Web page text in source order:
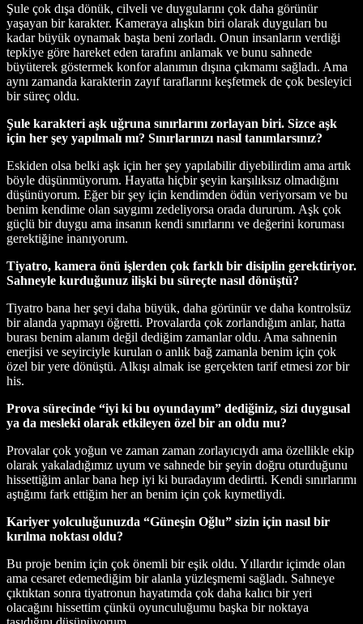
Şule çok dışa dönük, cilveli ve duygularını çok daha görünür
yaşayan bir karakter. Kameraya alışkın biri olarak duyguları bu
kadar büyük oynamak başta beni zorladı. Onun insanların verdiği
tepkiye göre hareket eden tarafını anlamak ve bunu sahnede
büyüterek göstermek konfor alanımın dışına çıkmamı sağladı. Ama
aynı zamanda karakterin zayıf taraflarını keşfetmek de çok besleyici
bir süreç oldu.
Şule karakteri aşk uğruna sınırlarını zorlayan biri. Sizce aşk
için her şey yapılmalı mı? Sınırlarınızı nasıl tanımlarsınız?
Eskiden olsa belki aşk için her şey yapılabilir diyebilirdim ama artık
böyle düşünmüyorum. Hayatta hiçbir şeyin karşılıksız olmadığını
düşünüyorum. Eğer bir şey için kendimden ödün veriyorsam ve bu
benim kendime olan saygımı zedeliyorsa orada dururum. Aşk çok
güçlü bir duygu ama insanın kendi sınırlarını ve değerini koruması
gerektiğine inanıyorum.
Tiyatro, kamera önü işlerden çok farklı bir disiplin gerektiriyor.
Sahneyle kurduğunuz ilişki bu süreçte nasıl dönüştü?
Tiyatro bana her şeyi daha büyük, daha görünür ve daha kontrolsüz
bir alanda yapmayı öğretti. Provalarda çok zorlandığım anlar, hatta
burası benim alanım değil dediğim zamanlar oldu. Ama sahnenin
enerjisi ve seyirciyle kurulan o anlık bağ zamanla benim için çok
özel bir yere dönüştü. Alkışı almak ise gerçekten tarif etmesi zor bir
his.
Prova sürecinde “iyi ki bu oyundayım” dediğiniz, sizi duygusal
ya da mesleki olarak etkileyen özel bir an oldu mu?
Provalar çok yoğun ve zaman zaman zorlayıcıydı ama özellikle ekip
olarak yakaladığımız uyum ve sahnede bir şeyin doğru oturduğunu
hissettiğim anlar bana hep iyi ki buradayım dedirtti. Kendi sınırlarımı
aştığımı fark ettiğim her an benim için çok kıymetliydi.
Kariyer yolculuğunuzda “Güneşin Oğlu” sizin için nasıl bir
kırılma noktası oldu?
Bu proje benim için çok önemli bir eşik oldu. Yıllardır içimde olan
ama cesaret edemediğim bir alanla yüzleşmemi sağladı. Sahneye
çıktıktan sonra tiyatronun hayatımda çok daha kalıcı bir yeri
olacağını hissettim çünkü oyunculuğumu başka bir noktaya